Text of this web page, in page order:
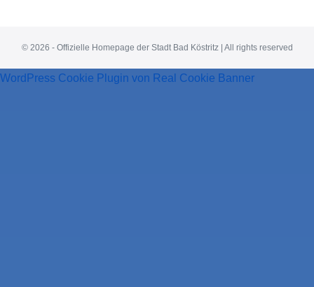
© 2026 - Offizielle Homepage der Stadt Bad Köstritz | All rights reserved
WordPress Cookie Plugin von Real Cookie Banner